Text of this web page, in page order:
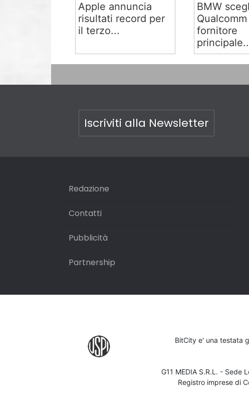
Apple annuncia
risultati record per
il terzo...
BMW
fornitore
Iscriviti alla Newsletter
Redazione
Contatti
Pubblicità
Partnership
BitCity e' una testata
G11 MEDIA S.R.L. - Sede
Registro imprese di